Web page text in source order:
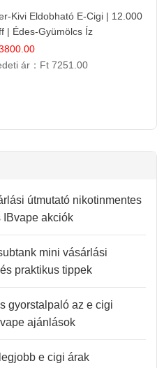
Kivi Eldobható E-Cigi | 12.000
| Édes-Gyümölcs Íz
ár： Ft 7251.00
útmutató nikotinmentes
IBvape akciók
mini vásárlási
praktikus tippek
gyorstalpaló az e cigi
ajánlások
e cigi árak